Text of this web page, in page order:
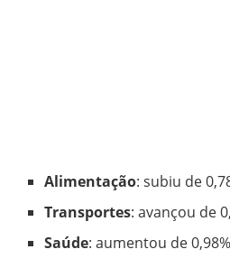
Alimentação: subiu de
Transportes: avançou de
Saúde: aumentou de